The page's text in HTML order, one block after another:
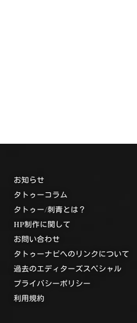
お知らせ
タトゥーコラム
タトゥー/刺青とは？
HP制作に関して
お問い合わせ
タトゥーナビへのリンクについて
過去のエディターズスペシャル
プライバシーポリシー
利用規約